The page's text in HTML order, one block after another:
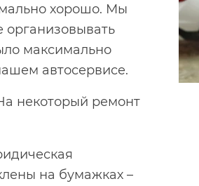
хорошо. Мы
организовывать
максимально
автосервисе.
некоторый ремонт
на бумажках –